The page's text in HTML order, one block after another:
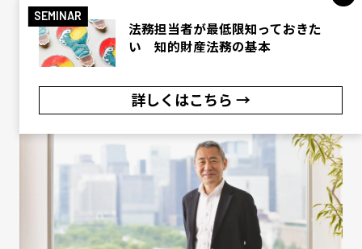
Facebook
Twitter
LineLinkedIn
Copy
Link
共
有
この記事を見た人はこれも見ています
SEMINAR
法務担当者が最低限知っておきた
い 知的財産法務の基本
詳しくはこちら →